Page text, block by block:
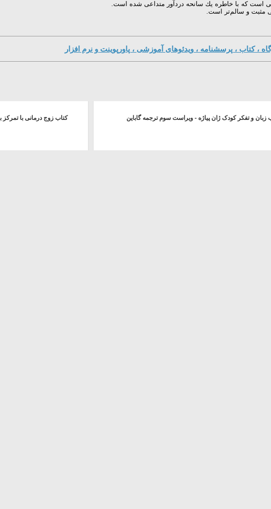
، کتاب ، پرسشنامه ، ویدئوهای آموزشی ، پاورپوینت و نرم افزار
زبان و تفکر کودک ژان پیاژه - ویراست سوم ترجمه گاباین کتاب زوج درمانی با